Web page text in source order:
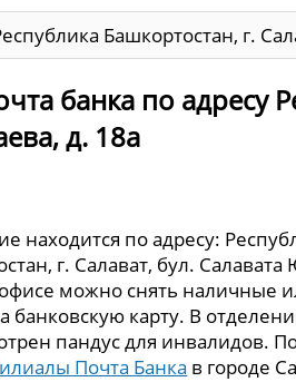
Башкортостан, г.
банка по адресу
д. 18а
находится по адресу:
г. Салават, бул. Салавата
можно снять наличные
банковскую карту. В
пандус для инвалидов.
Почта Банка в городе